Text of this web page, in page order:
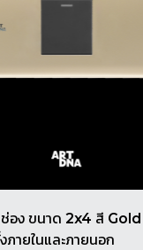
ช่อง ขนาด 2x4 สี Gold
ายในและภายนอก